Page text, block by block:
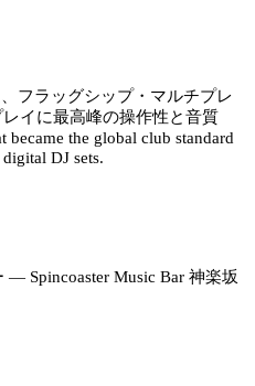
フラッグシップ・マルチプレ
イに最高峰の操作性と音質
the global club standard
DJ sets.